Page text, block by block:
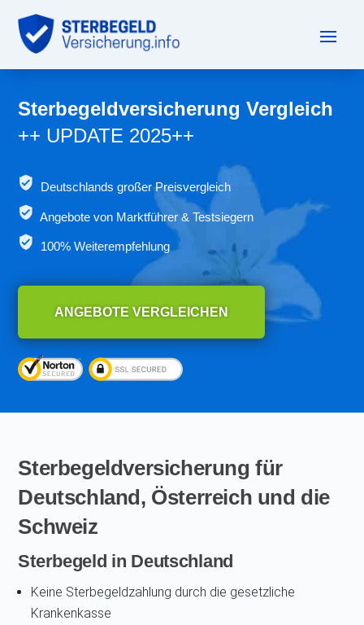
Sterbegeldversicherung Vergleich
++ UPDATE 2025++
Deutschlands großer Preisvergleich
Angebote von Marktführer & Testsiegern
100% Weiterempfehlung
ANGEBOTE VERGLEICHEN
Sterbegeldversicherung für
Deutschland, Österreich und die
Schweiz
Sterbegeld in Deutschland
Keine Sterbegeldzahlung durch die gesetzliche
Krankenkasse